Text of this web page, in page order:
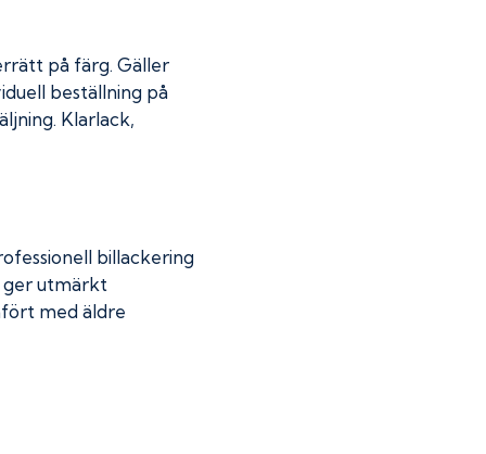
på färg. Gäller
beställning på
Klarlack,
billackering
ger utmärkt
med äldre